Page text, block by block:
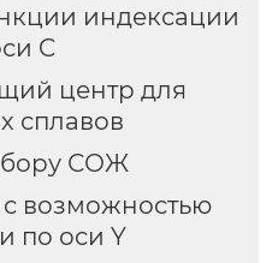
индексации
C
центр для
сплавов
СОЖ
возможностью
по оси Y